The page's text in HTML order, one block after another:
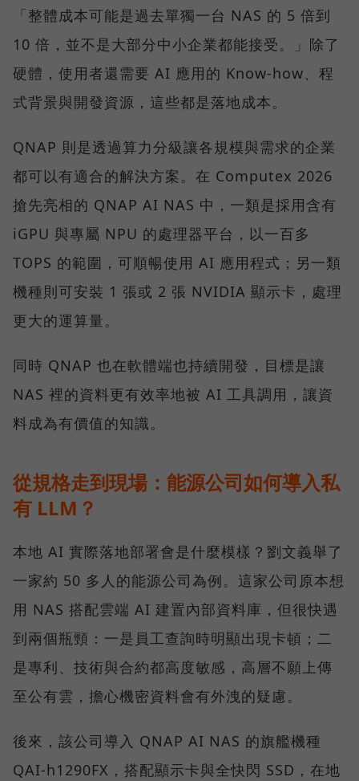
「整體成本可能是過去單獨一台 NAS 的 5 倍到
10 倍，並不是大部分中小企業都能接受。」除了
硬體，使用者還需要 AI 應用的 Know-how、程
式背景與開發資源，這些都是落地成本。
QNAP 則是透過算力分級讓各規模與需求的企業
都可以有適合的解決方案。在 Computex 2026
搶先亮相的 QNAP AI NAS 中，一類是採用含有
iGPU 與專屬 NPU 的處理器平台，以一百多
TOPS 的範圍，可順暢使用 AI 應用程式；另一類
機種則可安裝 1 張或 2 張 NVIDIA 顯示卡，處理
更大的運算量。
同時 QNAP 也在軟體端也持續開發，目標是讓
NAS 裡的資料更有效率地被 AI 工具調用，讓資
料成為有價值的知識。
從規格走到現場：能源公司如何導入私
有 LLM？
本地 AI 實際落地部署會是什麼模樣？劉文義舉了
一家約 50 多人的能源公司為例。這家公司原本想
用 NAS 搭配雲端 AI 建置內部資料庫，但很快遇
到兩個瓶頸：一是員工查詢時明顯出現卡頓；二
是專利、技術與合約都高度敏感，高層不願上傳
至公有雲，擔心機密資料會有外洩的疑慮。
後來，該公司導入 QNAP AI NAS 的旗艦機種
QAI-h1290FX，搭配顯示卡與全快閃 SSD，在地